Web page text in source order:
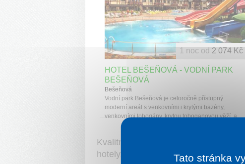
HOTEL BEŠEŇOVÁ - VODNÍ PARK
BEŠEŇOVÁ
Bešeňová
Vodní park Bešeňová je celoročně přístupný
moderní areál s venkovními i krytými bazény,
venkovními tobogány, krytou toboganovou věží, a...
1 noc od 2 074 Kč
Kvalitní ubytování u Vašeho
hotely, wellness, penziony.Tato stránka